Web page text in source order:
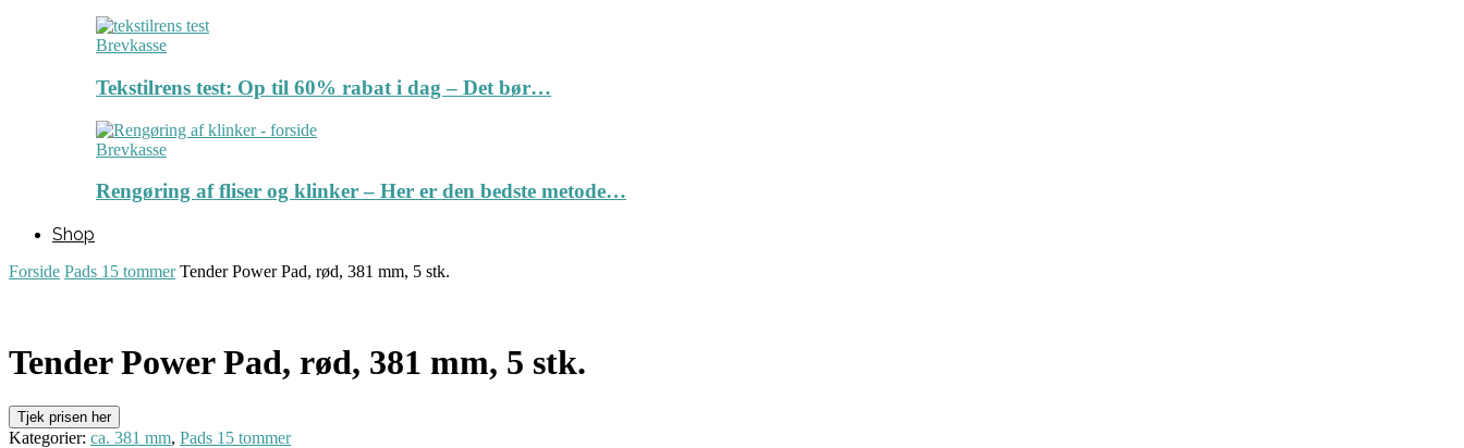
Brevkasse
Tekstilrens test: Op til 60% rabat i dag – Det bør…
Brevkasse
Rengøring af fliser og klinker – Her er den bedste metode…
Shop
Forside Pads 15 tommer Tender Power Pad, rød, 381 mm, 5 stk.
Tender Power Pad, rød, 381 mm, 5 stk.
Tjek prisen her
Kategorier: ca. 381 mm, Pads 15 tommer